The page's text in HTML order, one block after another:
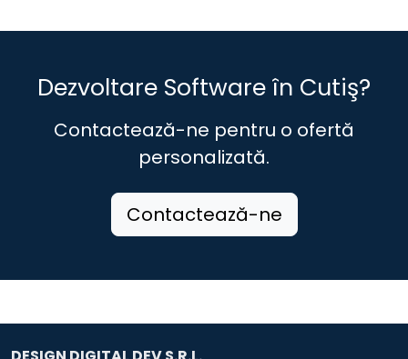
Dezvoltare Software în Cutiş?
Contactează-ne pentru o ofertă
personalizată.
Contactează-ne